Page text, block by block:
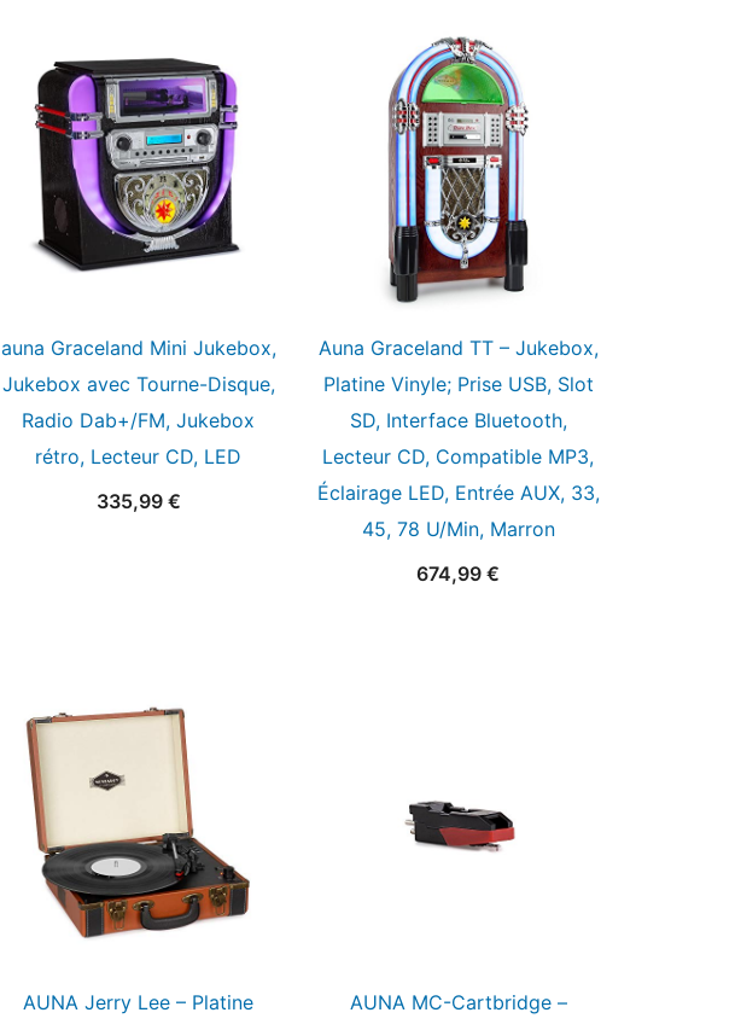
auna Graceland Mini Jukebox,
Jukebox avec Tourne-Disque,
Radio Dab+/FM, Jukebox
rétro, Lecteur CD, LED
335,99 €
Auna Graceland TT – Jukebox,
Platine Vinyle; Prise USB, Slot
SD, Interface Bluetooth,
Lecteur CD, Compatible MP3,
Éclairage LED, Entrée AUX, 33,
45, 78 U/Min, Marron
674,99 €
AUNA Jerry Lee – Platine
AUNA MC-Cartbridge –